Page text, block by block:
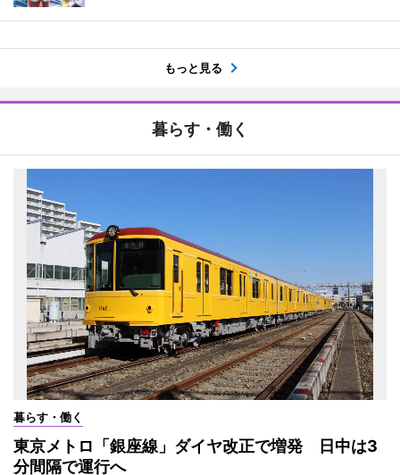
もっと見る
暮らす・働く
暮らす・働く
東京メトロ「銀座線」ダイヤ改正で増発 日中は3
分間隔で運行へ